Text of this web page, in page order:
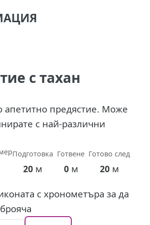
с тахан
апетитно предястие. Може
с най-различни
Подготовка
20 м
Готвене
0м
Готово след
20м
с хронометъра за да